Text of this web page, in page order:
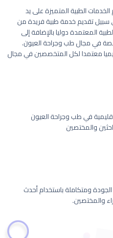
الخدمات الطبية المتميزة على يد
سبيل تقديم خدمة طبية فريدة من
المعتمدة دوليا بالإضافة إلى
في مجال طب وجراحة العيون.
معتمدا لكل المتخصصين في مجال
في طب وجراحة العيون
والمختصين
ومتكاملة باستخدام أحدث
والمختصين.